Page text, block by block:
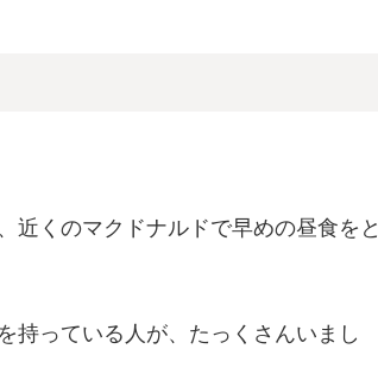
近くのマクドナルドで早めの昼食をと
持っている人が、たっくさんいまし